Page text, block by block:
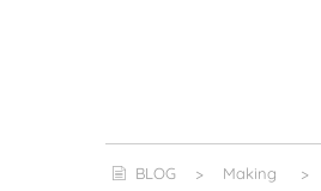
BLOG > Making >